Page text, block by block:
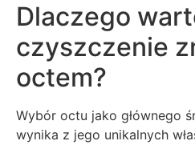
Dlaczego
czyszczenie
octem?
Wybór octu jako głównego
wynika z jego unikalnych